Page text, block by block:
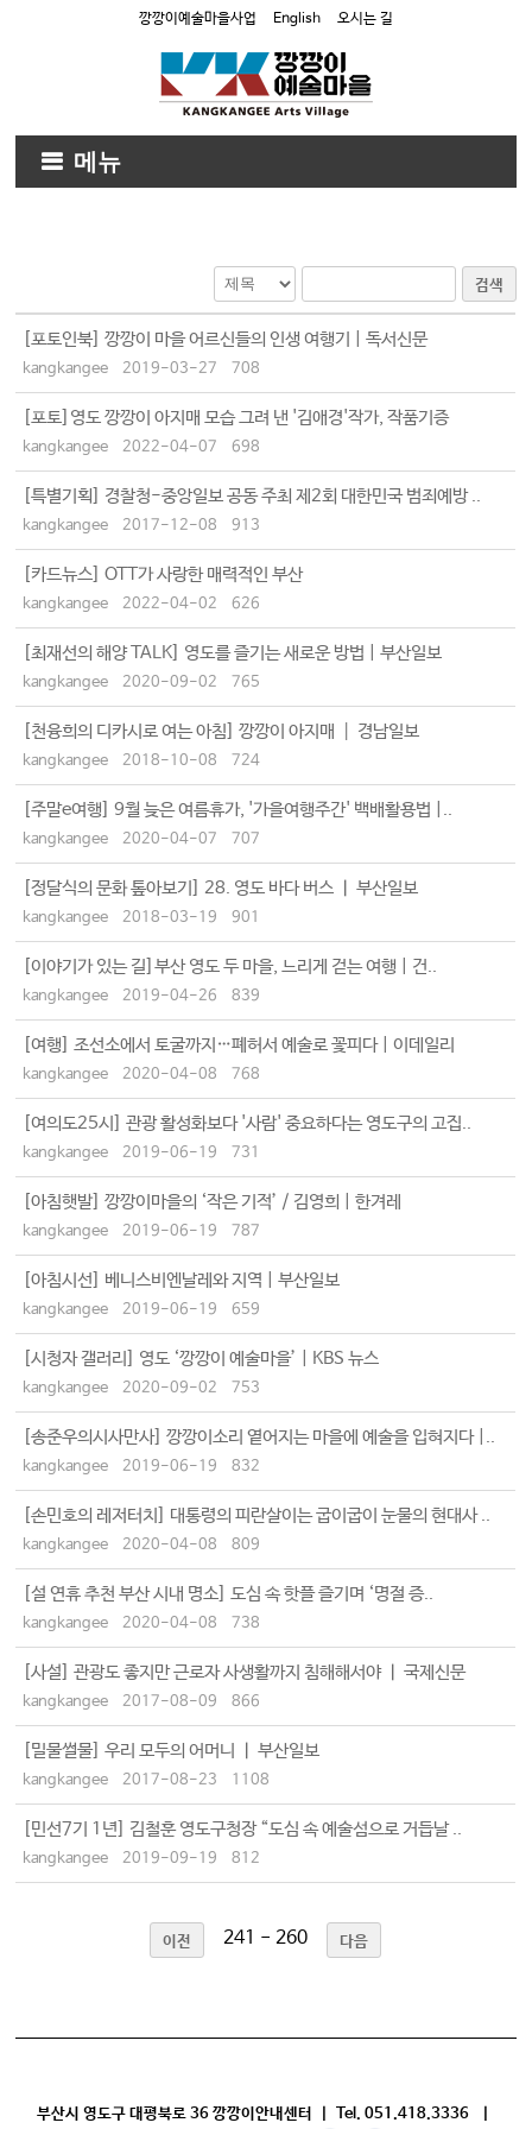
깡깡이예술마을사업 English 오시는 길
메뉴
검색
[포토인북] 깡깡이 마을 어르신들의 인생 여행기 | 독서신문
kangkangee 2019-03-27 708
[포토]영도 깡깡이 아지매 모습 그려 낸 '김애경'작가, 작품기증
kangkangee 2022-04-07 698
[특별기획] 경찰청-중앙일보 공동 주최 제2회 대한민국 범죄예방 ..
kangkangee 2017-12-08 913
[카드뉴스] OTT가 사랑한 매력적인 부산
kangkangee 2022-04-02 626
[최재선의 해양 TALK] 영도를 즐기는 새로운 방법 | 부산일보
kangkangee 2020-09-02 765
[천융희의 디카시로 여는 아침] 깡깡이 아지매 ┃ 경남일보
kangkangee 2018-10-08 724
[주말e여행] 9월 늦은 여름휴가, '가을여행주간' 백배활용법 |..
kangkangee 2020-04-07 707
[정달식의 문화 톺아보기] 28. 영도 바다 버스 ㅣ 부산일보
kangkangee 2018-03-19 901
[이야기가 있는 길]부산 영도 두 마을, 느리게 걷는 여행 | 건..
kangkangee 2019-04-26 839
[여행] 조선소에서 토굴까지…폐허서 예술로 꽃피다 | 이데일리
kangkangee 2020-04-08 768
[여의도25시] 관광 활성화보다 '사람' 중요하다는 영도구의 고집..
kangkangee 2019-06-19 731
[아침햇발] 깡깡이마을의 ‘작은 기적’ / 김영희 | 한겨레
kangkangee 2019-06-19 787
[아침시선] 베니스비엔날레와 지역 | 부산일보
kangkangee 2019-06-19 659
[시청자 갤러리] 영도 ‘깡깡이 예술마을’ | KBS 뉴스
kangkangee 2020-09-02 753
[송준우의시사만사] 깡깡이소리 옅어지는 마을에 예술을 입혀지다 |..
kangkangee 2019-06-19 832
[손민호의 레저터치] 대통령의 피란살이는 굽이굽이 눈물의 현대사 ..
kangkangee 2020-04-08 809
[설 연휴 추천 부산 시내 명소] 도심 속 핫플 즐기며 ‘명절 증..
kangkangee 2020-04-08 738
[사설] 관광도 좋지만 근로자 사생활까지 침해해서야 ㅣ 국제신문
kangkangee 2017-08-09 866
[밀물썰물] 우리 모두의 어머니 ㅣ 부산일보
kangkangee 2017-08-23 1108
[민선7기 1년] 김철훈 영도구청장 “도심 속 예술섬으로 거듭날 ..
kangkangee 2019-09-19 812
이전 241 - 260 다음
부산시 영도구 대평북로 36 깡깡이안내센터 | Tel. 051.418.3336 |